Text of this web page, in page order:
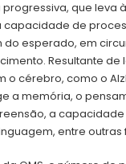
que leva
capacidade de
esperado, em
Resultante de
o cérebro, como o
a memória, o
a
entre outras